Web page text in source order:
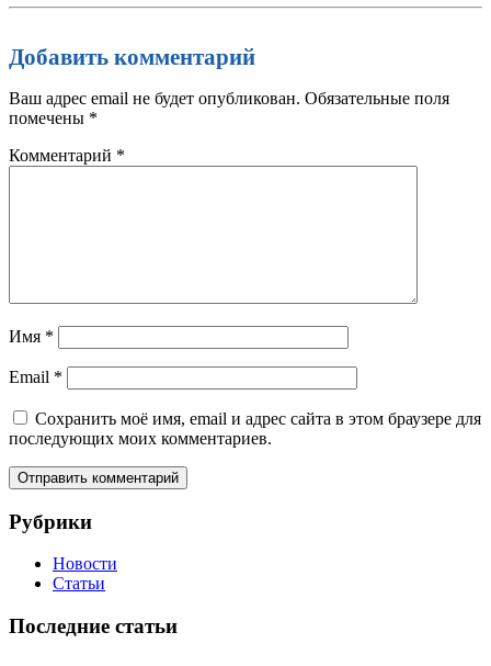
Добавить комментарий
Ваш адрес email не будет опубликован. Обязательные поля
помечены *
Комментарий *
Имя *
Email *
Сохранить моё имя, email и адрес сайта в этом браузере для
последующих моих комментариев.
Рубрики
Новости
Статьи
Последние статьи